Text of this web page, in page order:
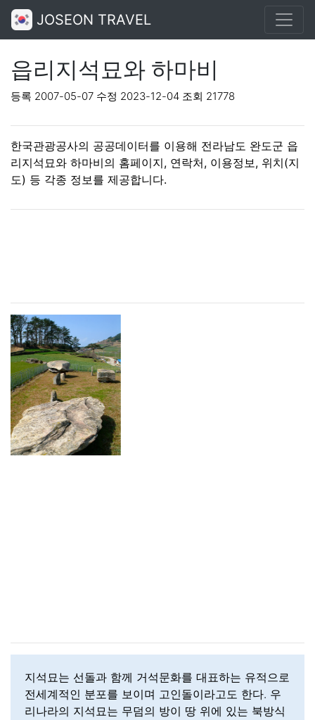
JOSEON TRAVEL
읍리지석묘와 하마비
등록 2007-05-07 수정 2023-12-04 조회 21778
한국관광공사의 공공데이터를 이용해 전라남도 완도군 읍
리지석묘와 하마비의 홈페이지, 연락처, 이용정보, 위치(지
도) 등 각종 정보를 제공합니다.
지석묘는 선돌과 함께 거석문화를 대표하는 유적으로
전세계적인 분포를 보이며 고인돌이라고도 한다. 우
리나라의 지석묘는 무덤의 방이 땅 위에 있는 북방식